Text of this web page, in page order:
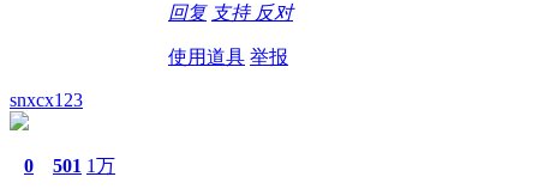
回复 支持 反对
使用道具 举报
snxcx123
0 501 1万